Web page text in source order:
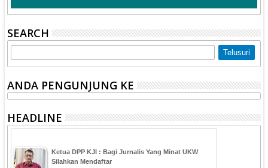
SEARCH
ANDA PENGUNJUNG KE
HEADLINE
Ketua DPP KJI : Bagi Jurnalis Yang Minat UKW
Silahkan Mendaftar